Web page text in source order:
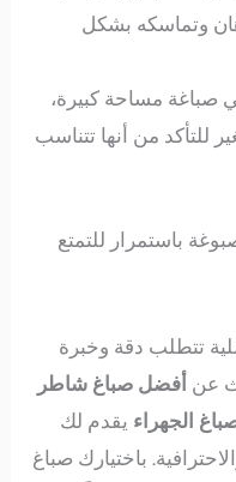
وتماسكه بشكل
صباغة مساحة كبيرة،
للتأكد من أنها تتناسب
باستمرار للتمتع
تتطلب دقة وخبرة
عن أفضل صباغ شاطر
الجهراء يقدم لك
باختيارك صباغ